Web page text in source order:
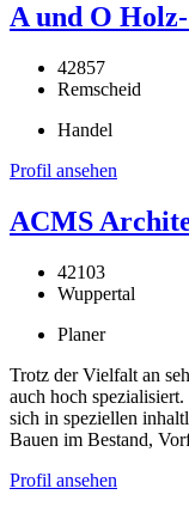
A und O
42857
Remscheid
Handel
Profil ansehen
ACMS
42103
Wuppertal
Planer
Trotz der Vielfalt an
auch hoch
sich in speziellen
Bauen im Bestand,
Profil ansehen